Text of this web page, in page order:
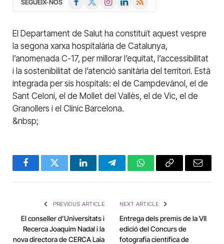
SEGUEIX-NOS
El Departament de Salut ha constituït aquest vespre
la segona xarxa hospitalària de Catalunya,
l’anomenada C-17, per millorar l’equitat, l’accessibilitat
i la sostenibilitat de l’atenció sanitària del territori. Està
integrada per sis hospitals: el de Campdevànol, el de
Sant Celoni, el de Mollet del Vallès, el de Vic, el de
Granollers i el Clínic Barcelona.
&nbsp;
FacebookTwitter LinkedInTelegramWhatsAppCopy
Email
PREVIOUS ARTICLE
El conseller d’Universitats i
Recerca Joaquim Nadal i la
nova directora de CERCA Laia
NEXT ARTICLE
Entrega dels premis de la VII
edició del Concurs de
fotografia científica de